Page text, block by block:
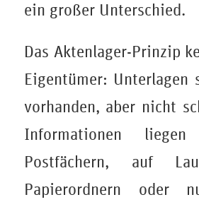
ein großer Unterschied.
Das Aktenlager-Prinzip
Eigentümer: Unterlagen
vorhanden, aber nicht
Informationen
Postfächern, auf
Papierordnern oder